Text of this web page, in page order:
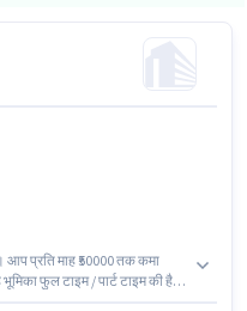
आप प्रति माह ₹50000 तक कमा
फुल टाइम / पार्ट टाइम की है, डे